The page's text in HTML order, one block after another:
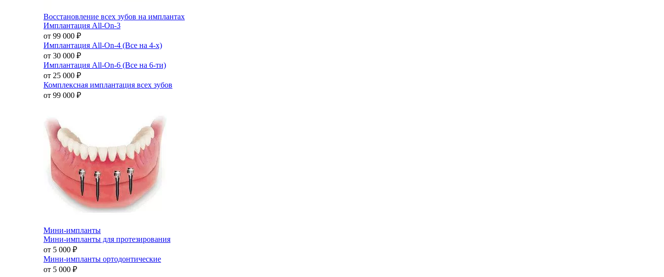
Восстановление всех зубов на имплантах
Имплантация All-On-3
от 99 000 ₽
Имплантация All-On-4 (Все на 4-х)
от 30 000 ₽
Имплантация All-On-6 (Все на 6-ти)
от 25 000 ₽
Комплексная имплантация всех зубов
от 99 000 ₽
Мини-импланты
Мини-импланты для протезирования
от 5 000 ₽
Мини-импланты ортодонтические
от 5 000 ₽